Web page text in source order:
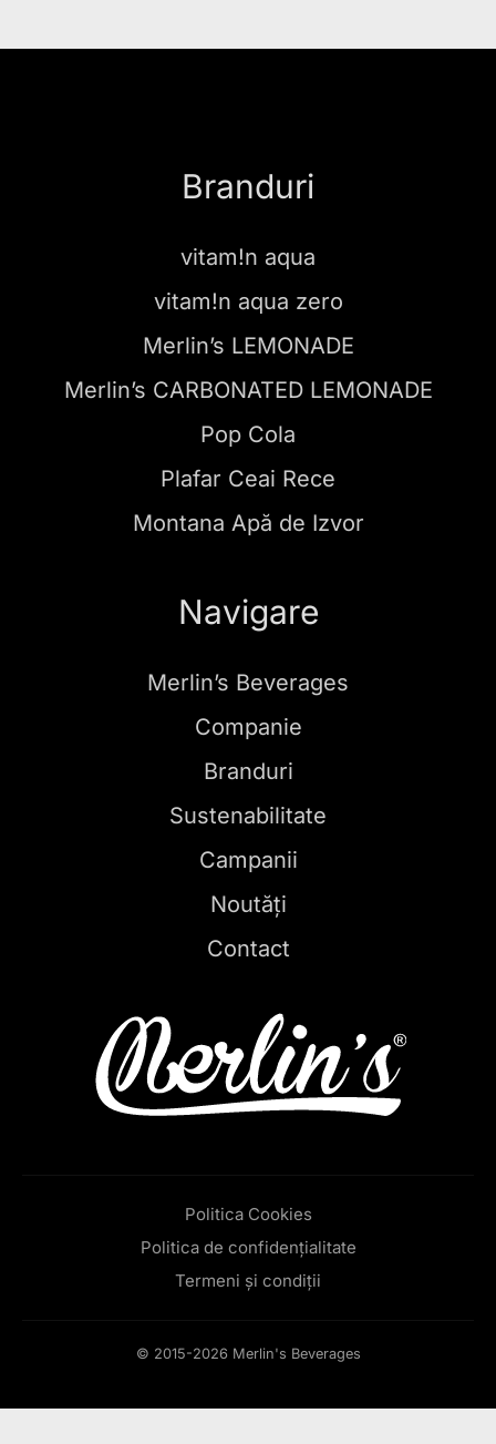
Branduri
vitam!n aqua
vitam!n aqua zero
Merlin’s LEMONADE
Merlin’s CARBONATED LEMONADE
Pop Cola
Plafar Ceai Rece
Montana Apă de Izvor
Navigare
Merlin’s Beverages
Companie
Branduri
Sustenabilitate
Campanii
Noutăți
Contact
Politica Cookies
Politica de confidențialitate
Termeni și condiții
© 2015-2026 Merlin's Beverages